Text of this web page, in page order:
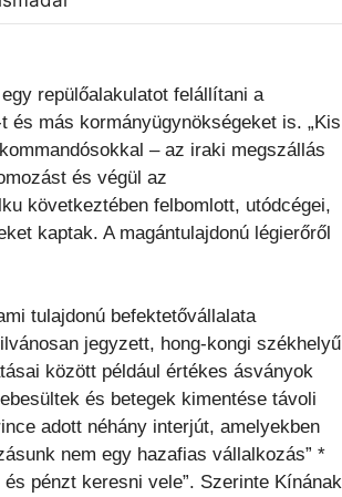
repülőalakulatot felállítani a
és más kormányügynökségeket is. „Kis
– az iraki megszállás
és végül az
következtében felbomlott, utódcégei,
kaptak. A magántulajdonú légierőről
tulajdonú befektetővállalata
jegyzett, hong-kongi székhelyű
között például értékes ásványok
és betegek kimentése távoli
adott néhány interjút, amelyekben
nem egy hazafias vállalkozás” *
és pénzt keresni vele”. Szerinte Kínának